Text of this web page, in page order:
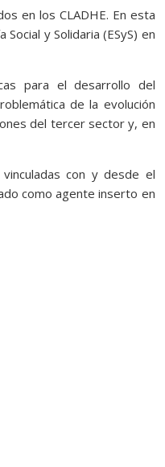
en los CLADHE. En esta
y Solidaria (ESyS) en
para el desarrollo del
de la evolución
del tercer sector y, en
con y desde el
como agente inserto en